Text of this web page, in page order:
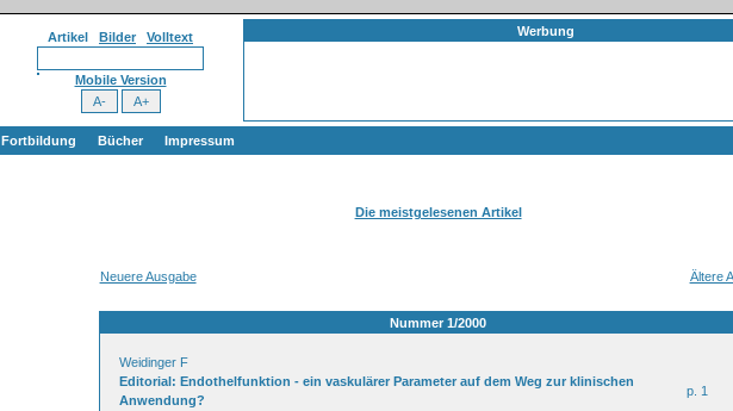
Artikel Bilder Volltext
Mobile Version
Werbung
Fortbildung Bücher Impressum
Die meistgelesenen Artikel
Neuere Ausgabe Ältere
Nummer 1/2000
Weidinger F
Editorial: Endothelfunktion - ein vaskulärer Parameter auf dem Weg zur klinischen
Anwendung?
p. 1